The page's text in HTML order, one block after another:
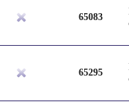
65083
65295